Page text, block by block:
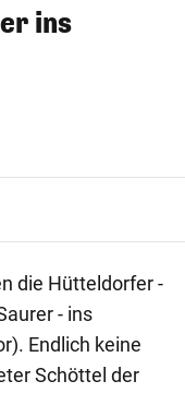
ins
die Hütteldorfer -
- ins
Endlich keine
Schöttel der